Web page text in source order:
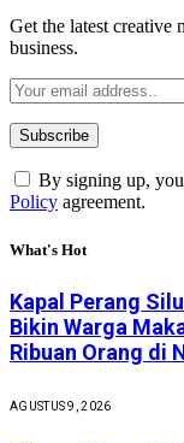
Get the latest creative
business.
By signing up,
Policy agreement.
What's Hot
Kapal Perang
Bikin Warga
Ribuan Orang di
AGUSTUS 9, 2026